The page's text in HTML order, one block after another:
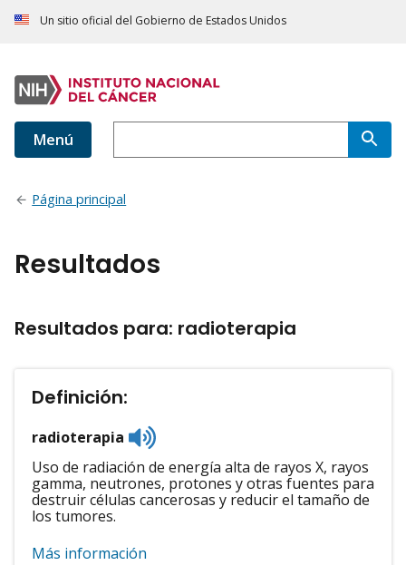
Un sitio oficial del Gobierno de Estados Unidos
Menú
Página principal
Resultados
Resultados para: radioterapia
Definición:
radioterapia
Listen
to
pronunciation
Uso de radiación de energía alta de rayos X, rayos
gamma, neutrones, protones y otras fuentes para
destruir células cancerosas y reducir el tamaño de
los tumores.
Más información